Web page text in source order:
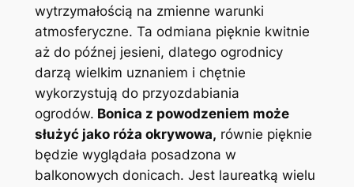
wytrzymałością na zmienne warunki
atmosferyczne. Ta odmiana pięknie kwitnie
aż do późnej jesieni, dlatego ogrodnicy
darzą wielkim uznaniem i chętnie
wykorzystują do przyozdabiania
ogrodów. Bonica z powodzeniem może
służyć jako róża okrywowa, równie pięknie
będzie wyglądała posadzona w
balkonowych donicach. Jest laureatką wielu